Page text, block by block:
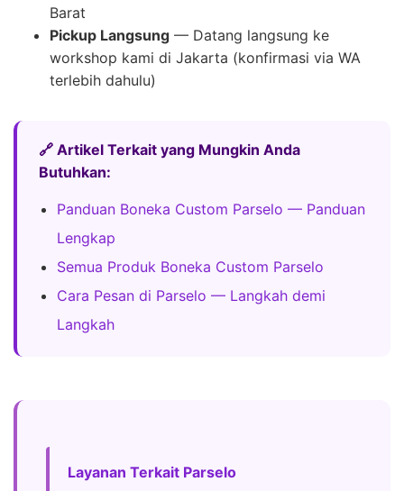
Barat
Pickup Langsung — Datang langsung ke
workshop kami di Jakarta (konfirmasi via WA
terlebih dahulu)
🔗 Artikel Terkait yang Mungkin Anda
Butuhkan:
Panduan Boneka Custom Parselo — Panduan
Lengkap
Semua Produk Boneka Custom Parselo
Cara Pesan di Parselo — Langkah demi
Langkah
Layanan Terkait Parselo